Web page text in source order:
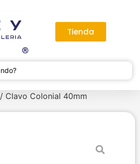
Tienda
/ Clavo Colonial 40mm